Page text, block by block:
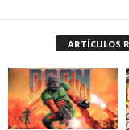
ARTÍCULOS